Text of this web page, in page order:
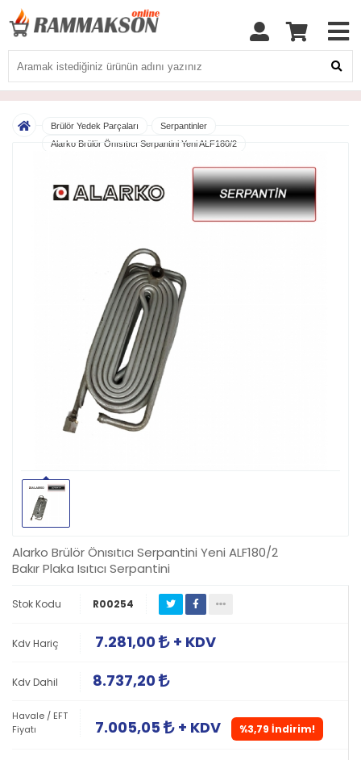
Brülör Yedek Parçaları
Serpantinler
Alarko Brülör Önısıtıcı Serpantini Yeni ALF180/2
Alarko Brülör Önısıtıcı Serpantini Yeni ALF180/2
Bakır Plaka Isıtıcı Serpantini
Stok Kodu R00254
Kdv Hariç 7.281,00 + KDV
Kdv Dahil 8.737,20
Havale / EFT
Fiyatı
7.005,05 + KDV %3,79 İndirim!